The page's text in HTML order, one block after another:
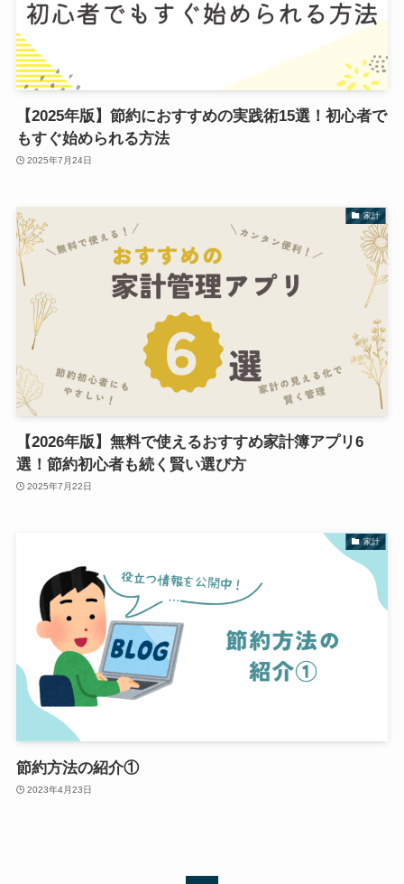
【2025年版】節約におすすめの実践術15選！初心者で
もすぐ始められる方法
2025年7月24日
家計
【2026年版】無料で使えるおすすめ家計簿アプリ6
選！節約初心者も続く賢い選び方
2025年7月22日
家計
節約方法の紹介①
2023年4月23日